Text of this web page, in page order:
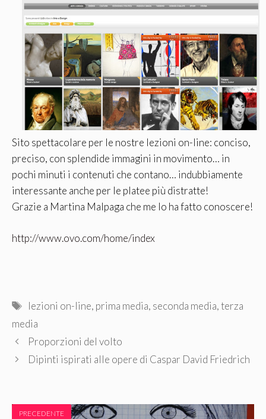
Sito spettacolare per le nostre lezioni on-line: conciso,
preciso, con splendide immagini in movimento… in
pochi minuti i contenuti che contano… indubbiamente
interessante anche per le platee più distratte!
Grazie a Martina Malpaga che me lo ha fatto conoscere!
http://www.ovo.com/home/index
Tag
lezioni on-line, prima media, seconda media,terza
media
Proporzioni del volto
Dipinti ispirati alle opere di Caspar David Friedrich
PRECEDENTE